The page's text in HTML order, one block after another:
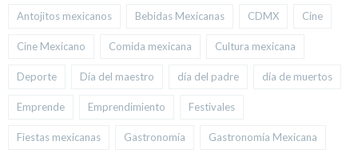
Antojitos mexicanos Bebidas Mexicanas CDMX Cine
Cine Mexicano Comida mexicana Cultura mexicana
Deporte Día del maestro día del padre día de muertos
Emprende Emprendimiento Festivales
Fiestas mexicanas Gastronomía Gastronomía Mexicana